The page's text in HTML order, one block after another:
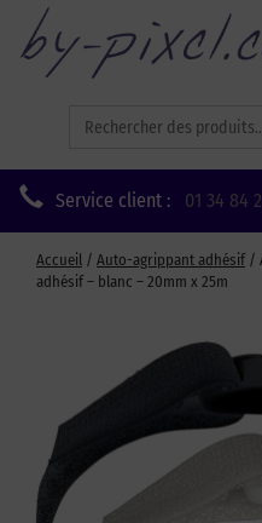
for:
Service client : 01 34 84
Accueil / Auto-agrippant adhésif/
adhésif – blanc – 20mm x 25m